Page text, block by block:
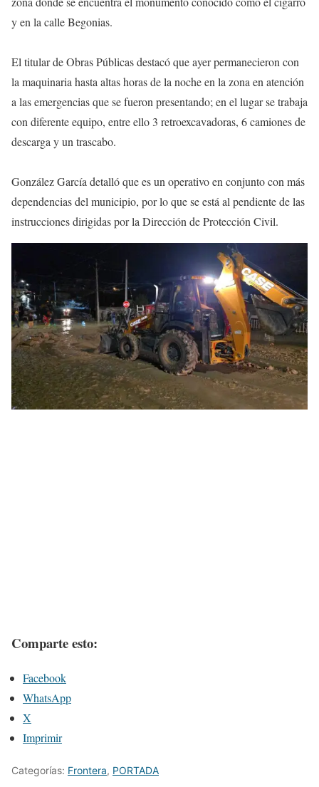
y en la calle Begonias.
El titular de Obras Públicas destacó que ayer permanecieron con
la maquinaria hasta altas horas de la noche en la zona en atención
a las emergencias que se fueron presentando; en el lugar se trabaja
con diferente equipo, entre ello 3 retroexcavadoras, 6 camiones de
descarga y un trascabo.
González García detalló que es un operativo en conjunto con más
dependencias del municipio, por lo que se está al pendiente de las
instrucciones dirigidas por la Dirección de Protección Civil.
Comparte esto:
Facebook
WhatsApp
X
Imprimir
Categorías: Frontera, PORTADA